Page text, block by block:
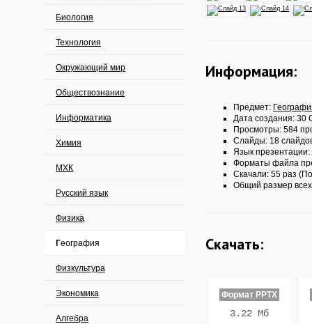
Биология
Технология
Окружающий мир
Обществознание
Информатика
Химия
МХК
Русский язык
Физика
География
Физкультура
Экономика
Алгебра
Информация:
Предмет:
Дата создания: 30
Просмотры: 584
Слайды: 18
Язык презентации:
Форматы файла
Скачали: 55 раз
Общий размер
Скачать:
Формат PPTX
3.22 Мб